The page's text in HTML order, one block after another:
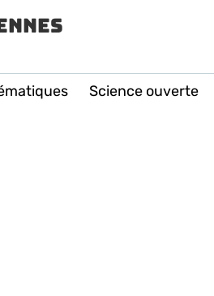
Science ouverte